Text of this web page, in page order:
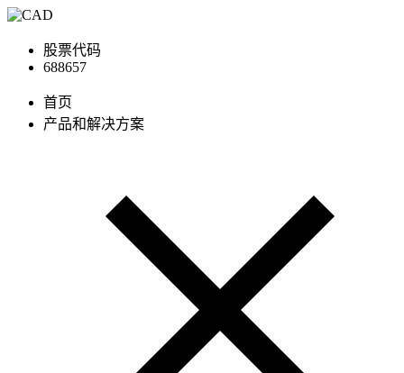
股票代码
688657
首页
产品和解决方案